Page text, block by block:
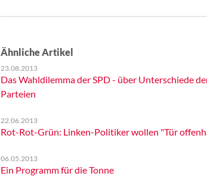
Ähnliche Artikel
23.08.2013
Das Wahldilemma der SPD - über Unterschiede
Parteien
22.06.2013
Rot-Rot-Grün: Linken-Politiker wollen "Tür
06.05.2013
Ein Programm für die Tonne